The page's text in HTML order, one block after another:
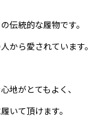
伝統的な履物です。
から愛されています。
地がとてもよく、
いて頂けます。